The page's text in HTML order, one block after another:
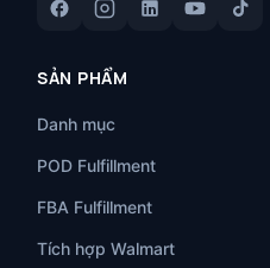
SẢN PHẨM
Danh mục
POD Fulfillment
FBA Fulfillment
Tích hợp Walmart